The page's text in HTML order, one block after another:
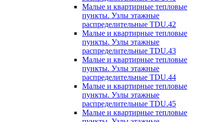
Малые и квартирные тепловые
пункты. Узлы этажные
распределительные TDU.42
Малые и квартирные тепловые
пункты. Узлы этажные
распределительные TDU.43
Малые и квартирные тепловые
пункты. Узлы этажные
распределительные TDU.44
Малые и квартирные тепловые
пункты. Узлы этажные
распределительные TDU.45
Малые и квартирные тепловые